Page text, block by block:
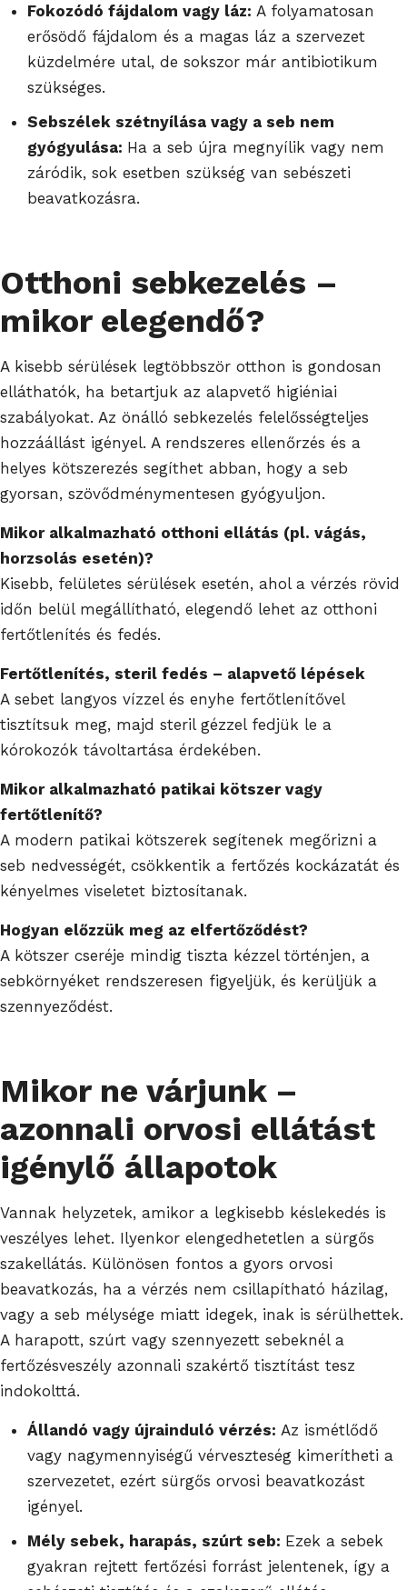
Fokozódó fájdalom vagy láz: A folyamatosan
erősödő fájdalom és a magas láz a szervezet
küzdelmére utal, de sokszor már antibiotikum
szükséges.
Sebszélek szétnyílása vagy a seb nem
gyógyulása: Ha a seb újra megnyílik vagy nem
záródik, sok esetben szükség van sebészeti
beavatkozásra.
Otthoni sebkezelés –
mikor elegendő?
A kisebb sérülések legtöbbször otthon is gondosan
elláthatók, ha betartjuk az alapvető higiéniai
szabályokat. Az önálló sebkezelés felelősségteljes
hozzáállást igényel. A rendszeres ellenőrzés és a
helyes kötszerezés segíthet abban, hogy a seb
gyorsan, szövődménymentesen gyógyuljon.
Mikor alkalmazható otthoni ellátás (pl. vágás,
horzsolás esetén)?
Kisebb, felületes sérülések esetén, ahol a vérzés rövid
időn belül megállítható, elegendő lehet az otthoni
fertőtlenítés és fedés.
Fertőtlenítés, steril fedés – alapvető lépések
A sebet langyos vízzel és enyhe fertőtlenítővel
tisztítsuk meg, majd steril gézzel fedjük le a
kórokozók távoltartása érdekében.
Mikor alkalmazható patikai kötszer vagy
fertőtlenítő?
A modern patikai kötszerek segítenek megőrizni a
seb nedvességét, csökkentik a fertőzés kockázatát és
kényelmes viseletet biztosítanak.
Hogyan előzzük meg az elfertőződést?
A kötszer cseréje mindig tiszta kézzel történjen, a
sebkörnyéket rendszeresen figyeljük, és kerüljük a
szennyeződést.
Mikor ne várjunk –
azonnali orvosi ellátást
igénylő állapotok
Vannak helyzetek, amikor a legkisebb késlekedés is
veszélyes lehet. Ilyenkor elengedhetetlen a sürgős
szakellátás. Különösen fontos a gyors orvosi
beavatkozás, ha a vérzés nem csillapítható házilag,
vagy a seb mélysége miatt idegek, inak is sérülhettek.
A harapott, szúrt vagy szennyezett sebeknél a
fertőzésveszély azonnali szakértő tisztítást tesz
indokolttá.
Állandó vagy újrainduló vérzés: Az ismétlődő
vagy nagymennyiségű vérveszteség kimerítheti a
szervezetet, ezért sürgős orvosi beavatkozást
igényel.
Mély sebek, harapás, szúrt seb: Ezek a sebek
gyakran rejtett fertőzési forrást jelentenek, így a